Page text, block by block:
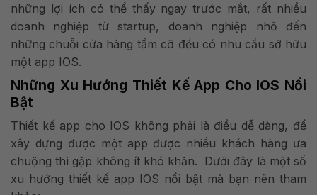
những lợi ích có thể thấy ngay trước mắt, rất nhiều
doanh nghiệp từ startup, doanh nghiệp nhỏ đến
những chuỗi cửa hàng tầm cỡ đều có nhu cầu sở hữu
một app IOS.
Những Xu Hướng Thiết Kế App Cho IOS Nổi
Bật
Thiết kế app cho IOS không phải là điều dễ dàng, để
xây dựng được một app được nhiều khách hàng ưa
chuộng thì gặp không ít khó khăn. Dưới đây là một số
xu hướng thiết kế app IOS nổi bật mà bạn nên tham